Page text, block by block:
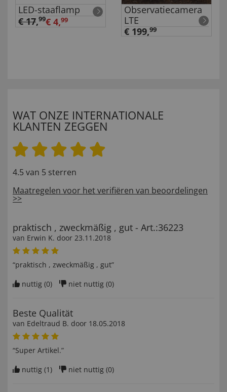
LED-staaflamp
€ 17,99€ 4,99
Observatiecamera
LTE
€ 199,99
WAT ONZE INTERNATIONALE
KLANTEN ZEGGEN
4.5 van 5 sterren
Maatregelen voor het verifiëren van beoordelingen
>>
praktisch , zweckmäßig , gut - Art.:36223
van Erwin K. door 23.11.2018
“praktisch , zweckmäßig , gut”
nuttig (0) niet nuttig (0)
Beste Qualität
van Edeltraud B. door 18.05.2018
“Super Artikel.”
nuttig (1) niet nuttig (0)